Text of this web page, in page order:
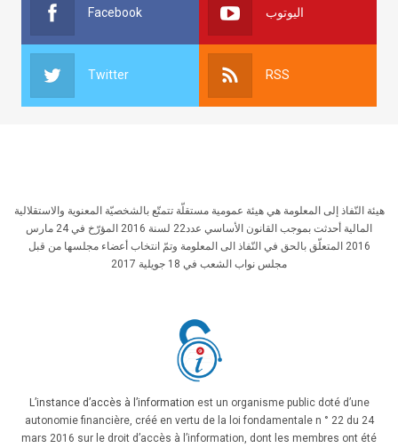
Facebook اليوتوب
Twitter RSS
هيئة النّفاذ إلى المعلومة هي هيئة عمومية مستقلّة تتمتّع بالشخصيّة المعنوية والاستقلالية
المالية أحدثت بموجب القانون الأساسي عدد22 لسنة 2016 المؤرّخ في 24 مارس
2016 المتعلّق بالحق في النّفاذ الى المعلومة وتمّ انتخاب أعضاء مجلسها من قبل
مجلس نواب الشعب في 18 جويلية 2017
L’instance d’accès à l’information est un organisme public doté d’une
autonomie financière, créé en vertu de la loi fondamentale n ° 22 du 24
mars 2016 sur le droit d’accès à l’information, dont les membres ont été